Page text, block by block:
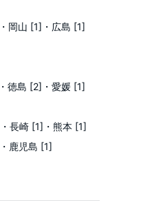
・岡山 [1] ・広島 [1]
・徳島 [2] ・愛媛 [1]
・長崎 [1] ・熊本 [1]
・鹿児島 [1]